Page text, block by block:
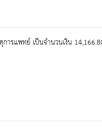
ารแพทย์ เป็นจำนวนเงิน